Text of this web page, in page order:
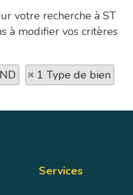
votre recherche à ST
à modifier vos critères
1 Type de bien
Services